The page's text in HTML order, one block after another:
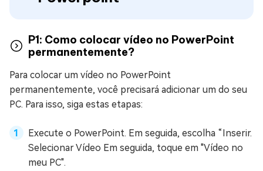
P1: Como colocar vídeo no PowerPoint
permanentemente?
Para colocar um vídeo no PowerPoint
permanentemente, você precisará adicionar um do seu
PC. Para isso, siga estas etapas:
Execute o PowerPoint. Em seguida, escolha “Inserir.
Selecionar Vídeo Em seguida, toque em "Vídeo no
meu PC".